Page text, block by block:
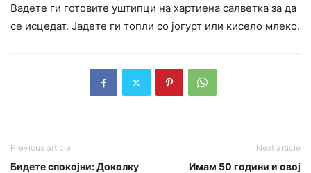
Вадете ги готовите уштипци на хартиена салветка за да
се исцедат. Јадете ги топли со јогурт или кисело млеко.
Previous article
Бидете спокојни: Доколку
Next article
Имам 50 години и овој